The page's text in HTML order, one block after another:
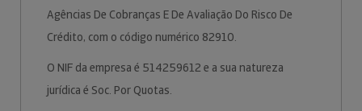
Agências De Cobranças E De Avaliação Do Risco De
Crédito, com o código numérico 82910.
O NIF da empresa é 514259612 e a sua natureza
jurídica é Soc. Por Quotas.